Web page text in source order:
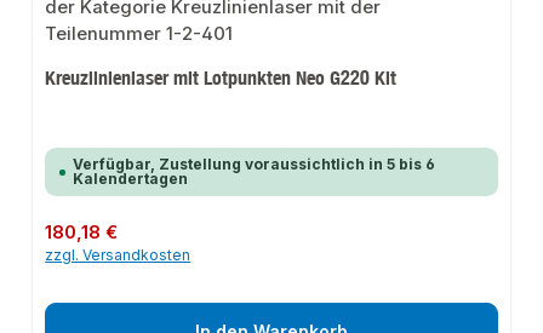
Kreuzlinienlaser mit Lotpunkten Neo G220 Kit
Verfügbar, Zustellung voraussichtlich in 5 bis 6
Kalendertagen
Regulärer Preis:
180,18 €
zzgl. Versandkosten